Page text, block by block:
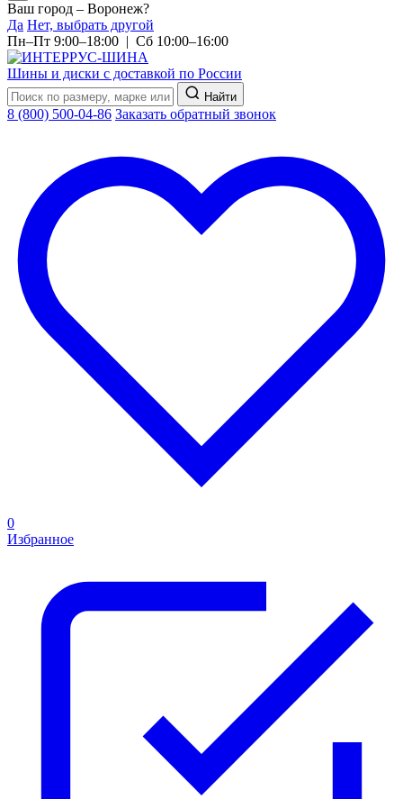
Ваш город – Воронеж?
Да Нет, выбрать другой
Пн–Пт 9:00–18:00 | Сб 10:00–16:00
Шины и диски с доставкой по России
Найти
8 (800) 500-04-86 Заказать обратный звонок
0
Избранное